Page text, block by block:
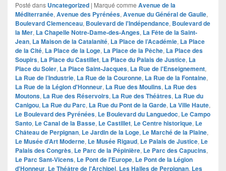
Posté dans Uncategorized | Marqué comme Avenue de la
Méditerranée, Avenue des Pyrénées, Avenue du Général de Gaulle,
Boulevard Clemenceau, Boulevard de l'Indépendance, Boulevard de
la Mer, La Chapelle Notre-Dame-des-Anges, La Fête de la Saint-
Jean, La Maison de la Catalanité, La Place de l’Académie, La Place
de la Cité, La Place de la Loge, La Place de la Pêche, La Place des
Soupirs, La Place du Castillet, La Place du Palais de Justice, La
Place du Soler, La Place Saint-Jacques, La Rue de l'Enseignement,
La Rue de l’Industrie, La Rue de la Couronne, La Rue de la Fontaine,
La Rue de la Légion d'Honneur, La Rue des Moulins, La Rue des
Moutons, La Rue des Réservoirs, La Rue des Théâtres, La Rue du
Canigou, La Rue du Parc, La Rue du Pont de la Garde, La Ville Haute,
Le Boulevard des Pyrénées, Le Boulevard du Languedoc, Le Campo
Santo, Le Canal de la Basse, Le Castillet, Le Centre historique, Le
Château de Perpignan, Le Jardin de la Loge, Le Marché de la Plaine,
Le Musée d’Art Moderne, Le Musée Rigaud, Le Palais de Justice, Le
Palais des Congrès, Le Parc de la Pépinière, Le Parc des Capucins,
Le Parc Sant-Vicens, Le Pont de l'Europe, Le Pont de la Légion
d'Honneur, Le Théâtre de l'Archipel, Les Halles de Perpignan, Les